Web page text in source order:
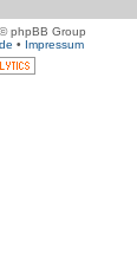
phpBB Group
• Impressum